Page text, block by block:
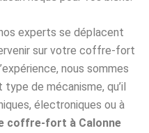
experts se déplacent
sur votre coffre-fort
nous sommes
de mécanisme, qu’il
électroniques ou à
coffre-fort à Calonne